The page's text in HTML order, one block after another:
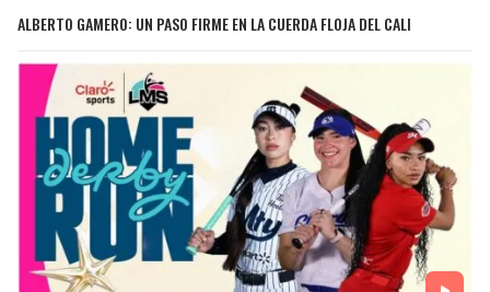
ALBERTO GAMERO: UN PASO FIRME EN LA CUERDA FLOJA DEL CALI